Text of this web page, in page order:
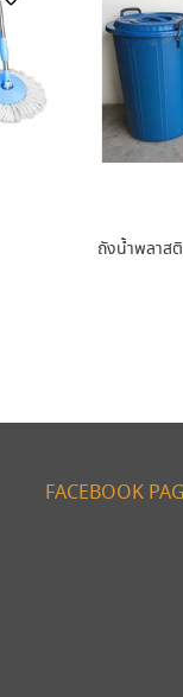
ถังน้ำพลาส
FACEBOOK